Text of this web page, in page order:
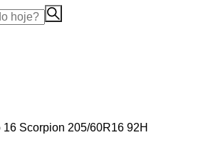
16 Scorpion 205/60R16 92H